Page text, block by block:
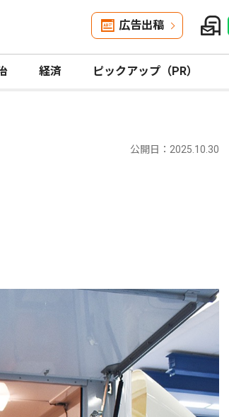
広告出稿
経済 ピックアップ（PR）
公開日：2025.10.30